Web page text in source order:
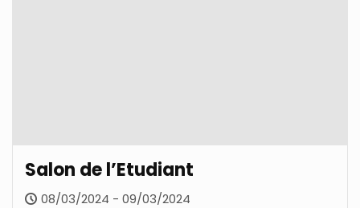
Salon de l’Etudiant
08/03/2024 - 09/03/2024